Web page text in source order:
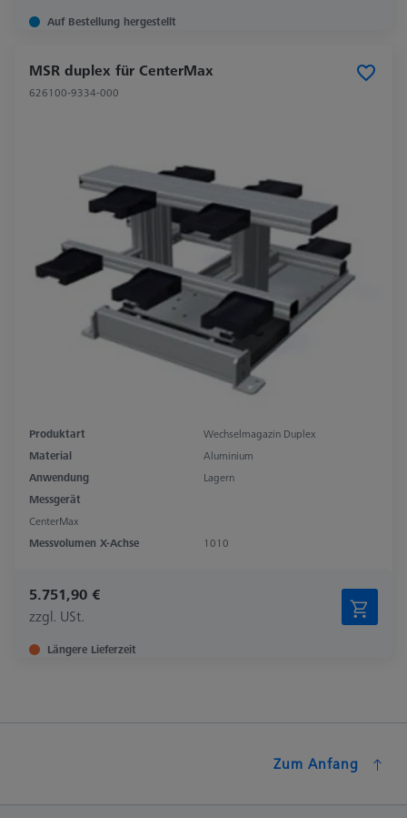
Auf Bestellung hergestellt
MSR duplex für CenterMax
626100-9334-000
Produktart
Wechselmagazin Duplex
Material
Aluminium
Anwendung
Lagern
Messgerät
CenterMax
Messvolumen X-Achse
1010
5.751,90 €
zzgl. USt.
Längere Lieferzeit
Zum Anfang